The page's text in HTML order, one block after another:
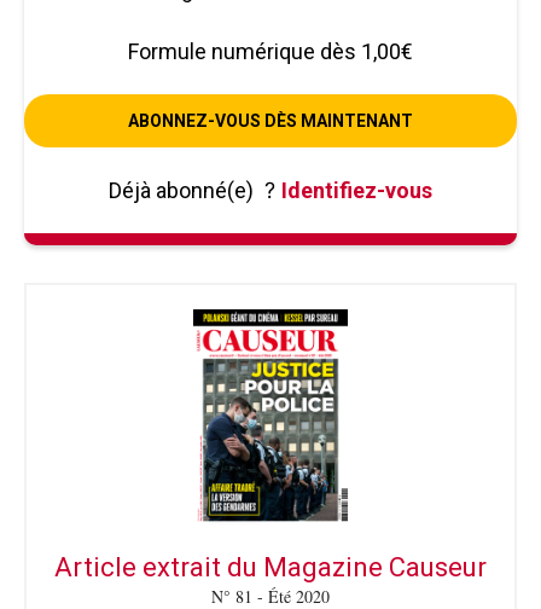
Formule numérique dès 1,00€
ABONNEZ-VOUS DÈS MAINTENANT
Déjà abonné(e) ? Identifiez-vous
Article extrait du Magazine Causeur
N° 81 - Été 2020